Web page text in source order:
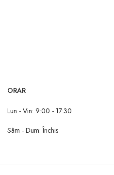
ORAR
Lun - Vin: 9:00 - 17:30
Sâm - Dum: Închis